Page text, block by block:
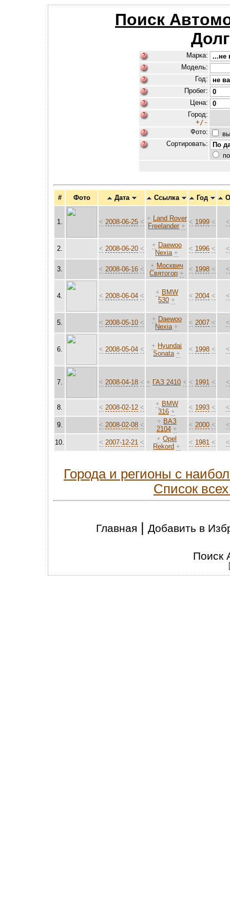
Поиск
Марка:
Модель:
Год:
Пробег:
Цена:
Город:
+/-
Фото:
Сортировать:
# Фото Дата Ссылка Год
1. < 2008-06-25 < + Land Rover
Freelander +
< 1999 < <
2. < 2008-06-20 < + Daewoo
Nexia +
< 1996 < <
3. < 2008-06-16 < + Москвич
Святогор +
< 1998 < <
4. < 2008-06-04 < + BMW
530 +
< 2004 < <
5. < 2008-05-10 < + Daewoo
Nexia +
< 2007 < <
6. < 2008-05-04 < + Hyundai
Sonata +
< 1998 < <
7. < 2008-04-18 < + ГАЗ 2410 + < 1991 < <
8. < 2008-02-12 < + BMW
316 +
< 1993 < <
9. < 2008-02-08 < + ВАЗ
2104 +
< 2000 < <
10. < 2007-12-21 < + Opel
Rekord +
< 1981 < <
Города и регионы с
Список
Главная | Добавить в
Поиск